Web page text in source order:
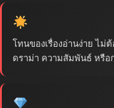
โทนของเรื่องอ่านง่าย ไม่
ดราม่า ความสัมพันธ์ หรือ